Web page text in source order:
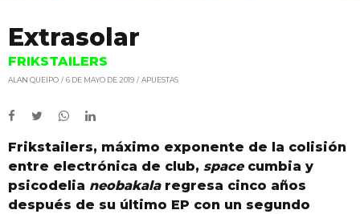
Extrasolar
FRIKSTAILERS
ALAN QUEIPO 6 DE MAYO DE 2019 APUESTAS
Frikstailers, máximo exponente de la colisión
entre electrónica de club, spacecumbia y
psicodelia neobakalaregresa cinco años
después de su último EP con un segundo